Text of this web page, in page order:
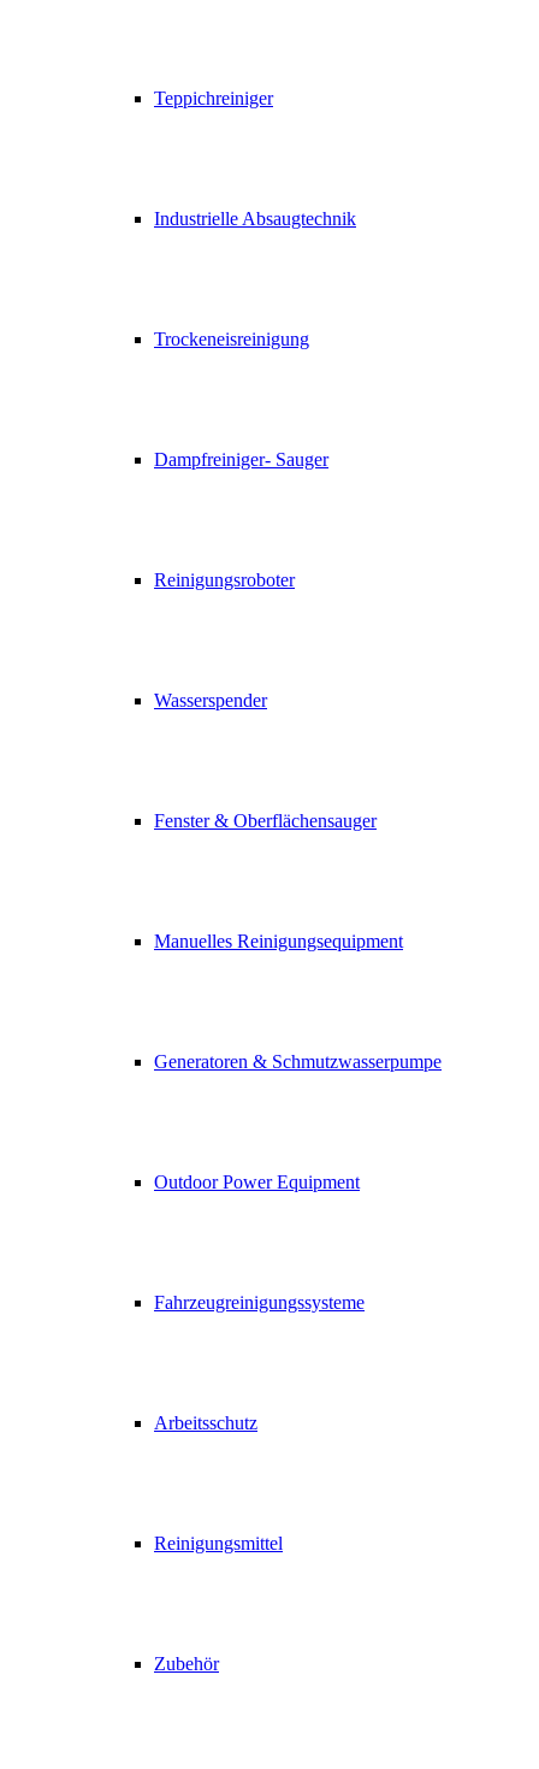
Teppichreiniger
Industrielle Absaugtechnik
Trockeneisreinigung
Dampfreiniger- Sauger
Reinigungsroboter
Wasserspender
Fenster & Oberflächensauger
Manuelles Reinigungsequipment
Generatoren & Schmutzwasserpumpe
Outdoor Power Equipment
Fahrzeugreinigungssysteme
Arbeitsschutz
Reinigungsmittel
Zubehör